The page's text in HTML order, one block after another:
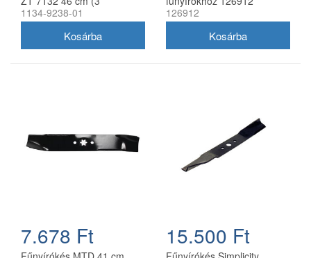
db/csomag) 1134-9238-01
1134-9238-01
126912
7.678 Ft 15.500 Ft